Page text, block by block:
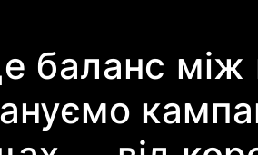
баланс між